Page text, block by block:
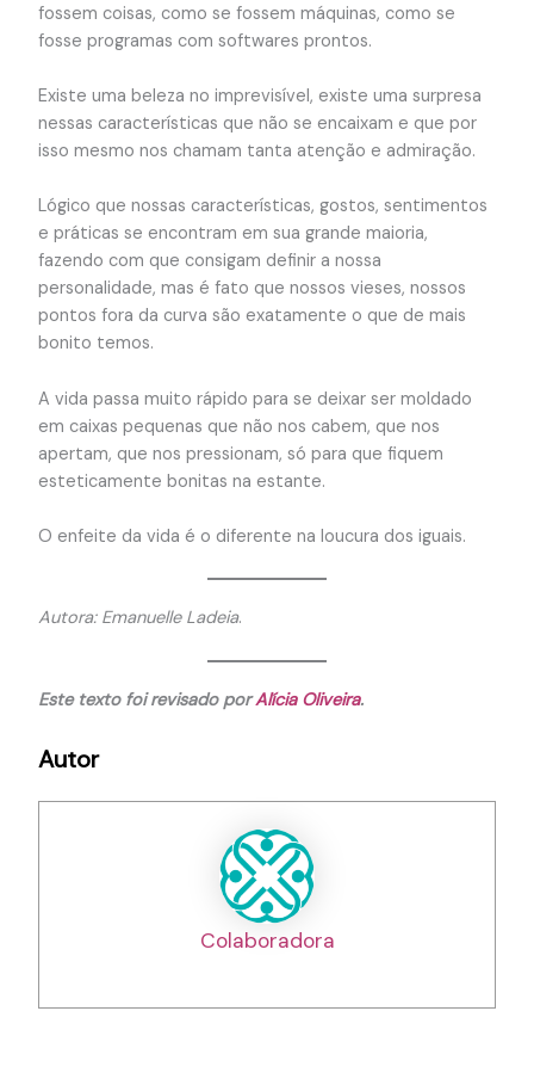
fossem coisas, como se fossem máquinas, como se
fosse programas com softwares prontos.
Existe uma beleza no imprevisível, existe uma surpresa
nessas características que não se encaixam e que por
isso mesmo nos chamam tanta atenção e admiração.
Lógico que nossas características, gostos, sentimentos
e práticas se encontram em sua grande maioria,
fazendo com que consigam definir a nossa
personalidade, mas é fato que nossos vieses, nossos
pontos fora da curva são exatamente o que de mais
bonito temos.
A vida passa muito rápido para se deixar ser moldado
em caixas pequenas que não nos cabem, que nos
apertam, que nos pressionam, só para que fiquem
esteticamente bonitas na estante.
O enfeite da vida é o diferente na loucura dos iguais.
Autora: Emanuelle Ladeia.
Este texto foi revisado porAlícia Oliveira.
Autor
Colaboradora